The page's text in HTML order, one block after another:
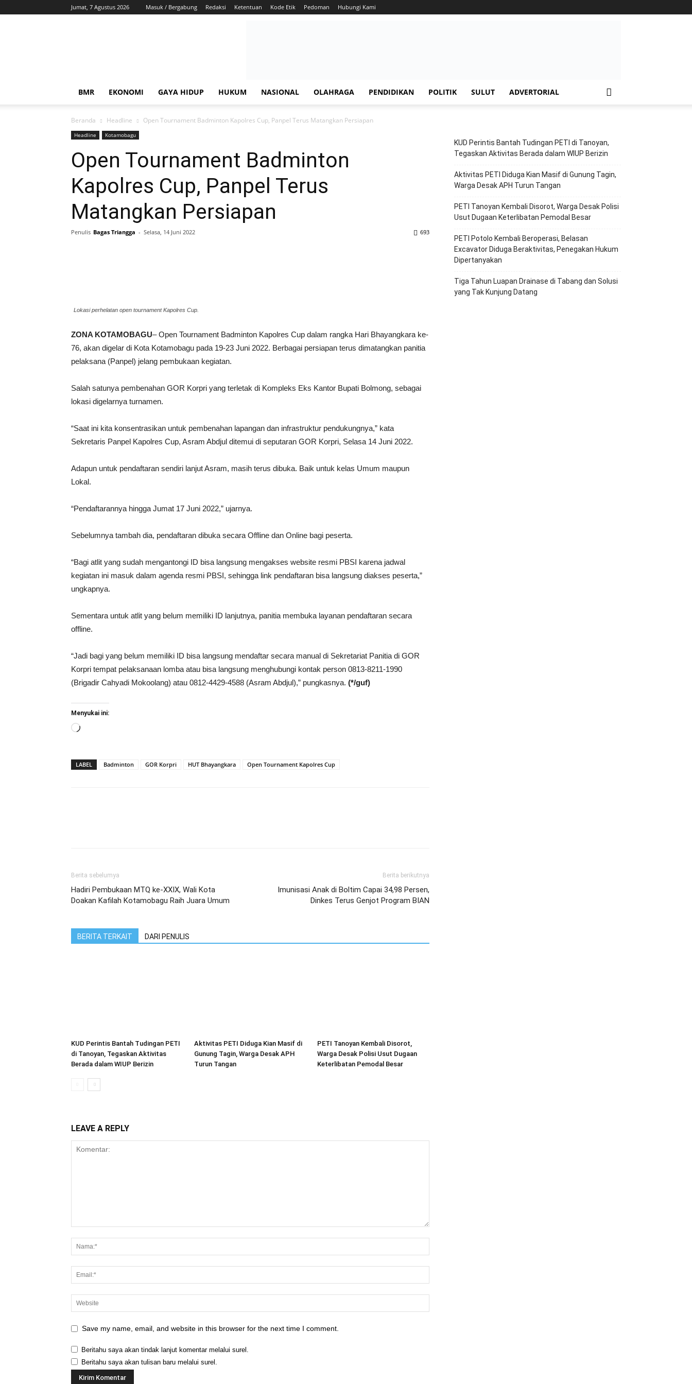
Jumat, 7 Agustus 2026 Masuk / Bergabung Redaksi Ketentuan Kode Etik Pedoman Hubungi Kami
BMR EKONOMI GAYA HIDUP HUKUM NASIONAL OLAHRAGA PENDIDIKAN POLITIK SULUT ADVERTORIAL
Beranda Headline Open Tournament Badminton Kapolres Cup, Panpel Terus Matangkan Persiapan
Headline Kotamobagu
Open Tournament Badminton
Kapolres Cup, Panpel Terus
Matangkan Persiapan
Penulis Bagas Triangga - Selasa, 14 Juni 2022 693
Lokasi perhelatan open tournament Kapolres Cup.
ZONA KOTAMOBAGU– Open Tournament Badminton Kapolres Cup dalam rangka Hari Bhayangkara ke-
76, akan digelar di Kota Kotamobagu pada 19-23 Juni 2022. Berbagai persiapan terus dimatangkan panitia
pelaksana (Panpel) jelang pembukaan kegiatan.
Salah satunya pembenahan GOR Korpri yang terletak di Kompleks Eks Kantor Bupati Bolmong, sebagai
lokasi digelarnya turnamen.
“Saat ini kita konsentrasikan untuk pembenahan lapangan dan infrastruktur pendukungnya,” kata
Sekretaris Panpel Kapolres Cup, Asram Abdjul ditemui di seputaran GOR Korpri, Selasa 14 Juni 2022.
Adapun untuk pendaftaran sendiri lanjut Asram, masih terus dibuka. Baik untuk kelas Umum maupun
Lokal.
“Pendaftarannya hingga Jumat 17 Juni 2022,” ujarnya.
Sebelumnya tambah dia, pendaftaran dibuka secara Offline dan Online bagi peserta.
“Bagi atlit yang sudah mengantongi ID bisa langsung mengakses website resmi PBSI karena jadwal
kegiatan ini masuk dalam agenda resmi PBSI, sehingga link pendaftaran bisa langsung diakses peserta,”
ungkapnya.
Sementara untuk atlit yang belum memiliki ID lanjutnya, panitia membuka layanan pendaftaran secara
offline.
“Jadi bagi yang belum memiliki ID bisa langsung mendaftar secara manual di Sekretariat Panitia di GOR
Korpri tempat pelaksanaan lomba atau bisa langsung menghubungi kontak person 0813-8211-1990
(Brigadir Cahyadi Mokoolang) atau 0812-4429-4588 (Asram Abdjul),” pungkasnya. (*/guf)
Menyukai ini:
Memuat...
LABEL Badminton GOR Korpri HUT Bhayangkara Open Tournament Kapolres Cup
Berita sebelumya
Hadiri Pembukaan MTQ ke-XXIX, Wali Kota
Doakan Kafilah Kotamobagu Raih Juara Umum
Berita berikutnya
Imunisasi Anak di Boltim Capai 34,98 Persen,
Dinkes Terus Genjot Program BIAN
BERITA TERKAIT DARI PENULIS
KUD Perintis Bantah Tudingan PETI
di Tanoyan, Tegaskan Aktivitas
Berada dalam WIUP Berizin
Aktivitas PETI Diduga Kian Masif di
Gunung Tagin, Warga Desak APH
Turun Tangan
PETI Tanoyan Kembali Disorot,
Warga Desak Polisi Usut Dugaan
Keterlibatan Pemodal Besar
LEAVE A REPLY
Save my name, email, and website in this browser for the next time I comment.
Beritahu saya akan tindak lanjut komentar melalui surel.
Beritahu saya akan tulisan baru melalui surel.
KUD Perintis Bantah Tudingan PETI di Tanoyan,
Tegaskan Aktivitas Berada dalam WIUP Berizin
Aktivitas PETI Diduga Kian Masif di Gunung Tagin,
Warga Desak APH Turun Tangan
PETI Tanoyan Kembali Disorot, Warga Desak Polisi
Usut Dugaan Keterlibatan Pemodal Besar
PETI Potolo Kembali Beroperasi, Belasan
Excavator Diduga Beraktivitas, Penegakan Hukum
Dipertanyakan
Tiga Tahun Luapan Drainase di Tabang dan Solusi
yang Tak Kunjung Datang